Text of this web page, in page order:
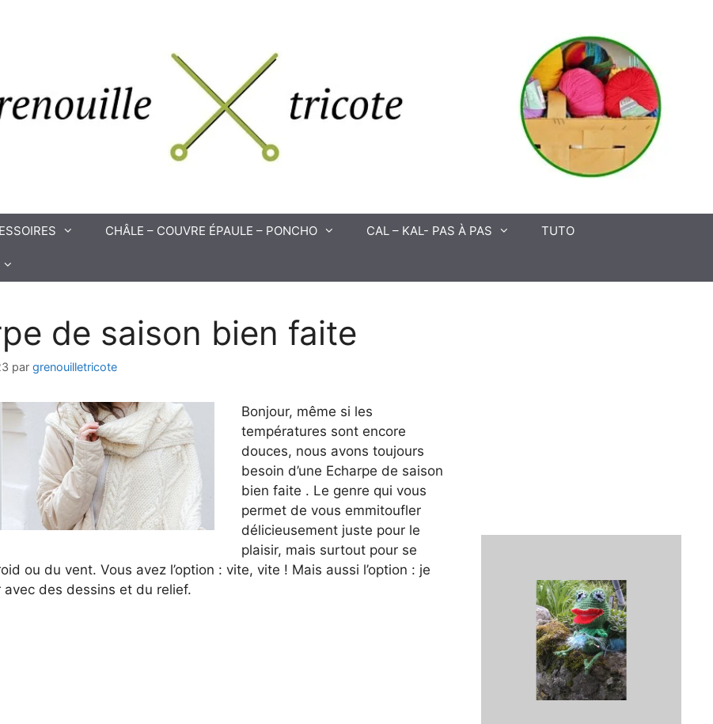
CHÂLE – COUVRE ÉPAULE – PONCHO CAL – KAL- PAS À PAS TUTO
de saison bien faite
par grenouilletricote
Bonjour, même si les
températures sont encore
douces, nous avons toujours
besoin d’une Echarpe de saison
bien faite . Le genre qui vous
permet de vous emmitoufler
délicieusement juste pour le
plaisir, mais surtout pour se
ou du vent. Vous avez l’option : vite, vite ! Mais aussi l’option : je
avec des dessins et du relief.